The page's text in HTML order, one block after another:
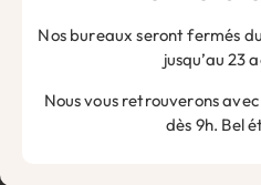
Nos bureaux seront fermés
jusqu’au 23
Nous vous retrouverons
dès 9h. Bel